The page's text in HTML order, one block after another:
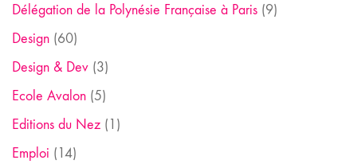
Délégation de la Polynésie Française à Paris (9)
Design (60)
Design & Dev (3)
Ecole Avalon (5)
Editions du Nez (1)
Emploi (14)